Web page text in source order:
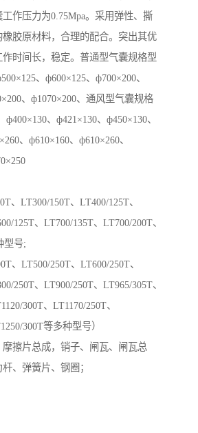
作压力为0.75Mpa。采用弹性、撕
胶原材料，合理的配合。突出其优
时间长，稳定。普通型气囊规格型
、ф600×125、ф700×200、
、ф1070×200、通风型气囊规格
、ф421×130、ф450×130、
、ф610×160、ф610×260、
、LT300/150T、LT400/125T、
125T、LT700/135T、LT700/200T、
型号;
、LT500/250T、LT600/250T、
250T、LT900/250T、LT965/305T、
300T、LT1170/250T、
300T等多种型号）
擦片总成，销子、闸瓦、闸瓦总
、弹簧片、钢圈；